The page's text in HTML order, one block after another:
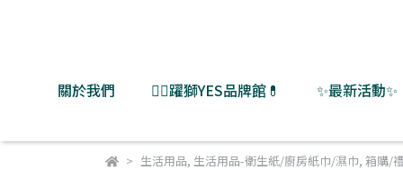
關於我們 👨‍⚕️躍獅YES品牌館💊 ✨最新活動✨
生活用品, 生活用品-衛生紙/廚房紙巾/濕巾, 箱購/